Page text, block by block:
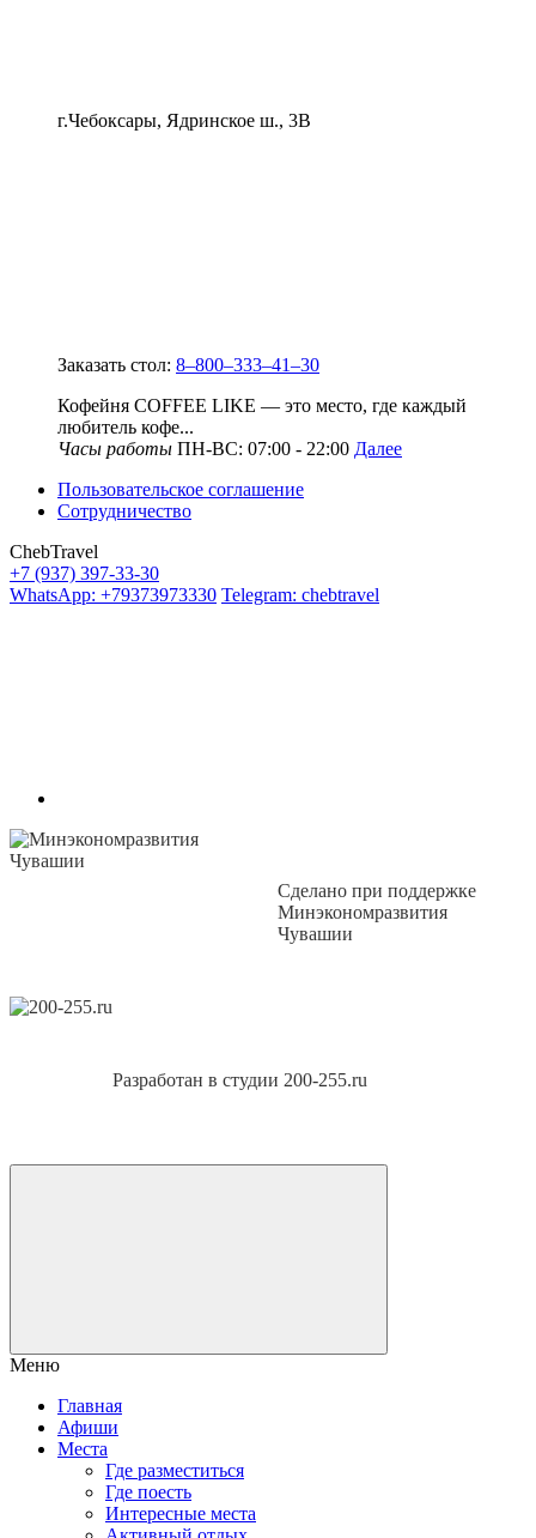
г.Чебоксары, Ядринское ш., 3В
Заказать стол: 8‒800‒333‒41‒30
Кофейня COFFEE LIKE — это место, где каждый
любитель кофе...
Часы работы ПН-ВС: 07:00 - 22:00 Далее
Пользовательское соглашение
Сотрудничество
ChebTravel
+7 (937) 397-33-30
WhatsApp: +79373973330 Telegram: chebtravel
Сделано при поддержке
Минэкономразвития
Чувашии
Разработан в студии 200-255.ru
Меню
Главная
Афиши
Места
Где разместиться
Где поесть
Интересные места